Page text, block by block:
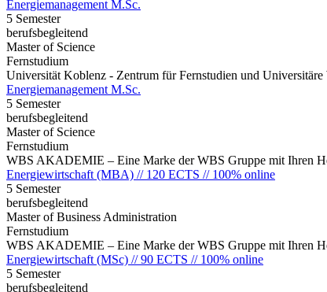
Energiemanagement M.Sc.
5 Semester
berufsbegleitend
Master of Science
Fernstudium
Universität Koblenz - Zentrum für Fernstudien und
Energiemanagement M.Sc.
5 Semester
berufsbegleitend
Master of Science
Fernstudium
WBS AKADEMIE – Eine Marke der WBS Gruppe mit Ihren
Energiewirtschaft (MBA) // 120 ECTS // 100% online
5 Semester
berufsbegleitend
Master of Business Administration
Fernstudium
WBS AKADEMIE – Eine Marke der WBS Gruppe mit Ihren
Energiewirtschaft (MSc) // 90 ECTS // 100% online
5 Semester
berufsbegleitend